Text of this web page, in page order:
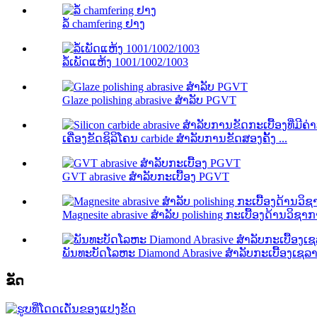
ລໍ້ chamfering ຢາງ
ລໍ້ເພັດແຫ້ງ 1001/1002/1003
Glaze polishing abrasive ສໍາລັບ PGVT
ເຄື່ອງຂັດຊິລິໂຄນ carbide ສໍາລັບການຂັດສອງຄັ້ງ ...
GVT abrasive ສໍາລັບກະເບື້ອງ PGVT
Magnesite abrasive ສໍາລັບ polishing ກະເບື້ອງດ້ານວິຊາ
ພັນທະບັດໂລຫະ Diamond Abrasive ສໍາລັບກະເບື້ອງເຊລ
ຂັດ